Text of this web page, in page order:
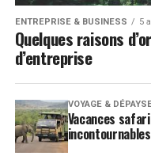
ENTREPRISE & BUSINESS 5
Quelques raisons
d’entreprise
VOYAGE &
Vacances